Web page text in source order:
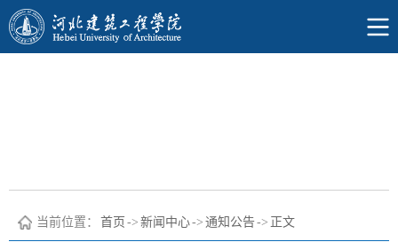
当前位置： 首页 -> 新闻中心-> 通知公告-> 正文